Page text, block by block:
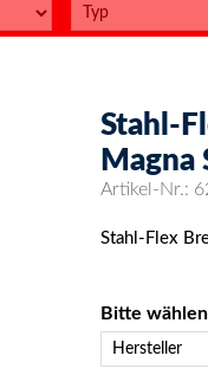
Stahl-
Magna
Artikel-Nr.:
Stahl-Flex
Bitte